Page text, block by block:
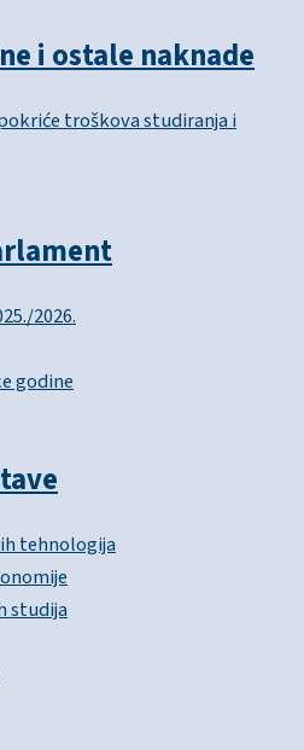
i ostale naknade
troškova studiranja i
2026.
godine
tehnologija
studija